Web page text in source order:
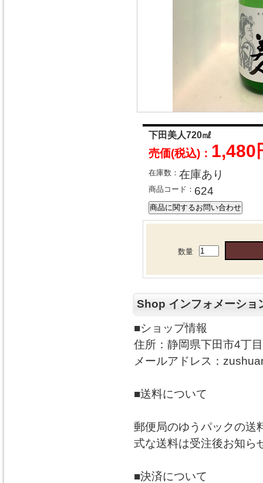
下田美人720㎖
売価(税込)： 1,480
在庫数： 在庫あり
商品コード： 624
数量
Shop インフォメーショ
■ショップ情報
住所：静岡県下田市4丁
メールアドレス：
■送料について
郵便局のゆうパックの送
式な送料は受注後お知ら
■決済について